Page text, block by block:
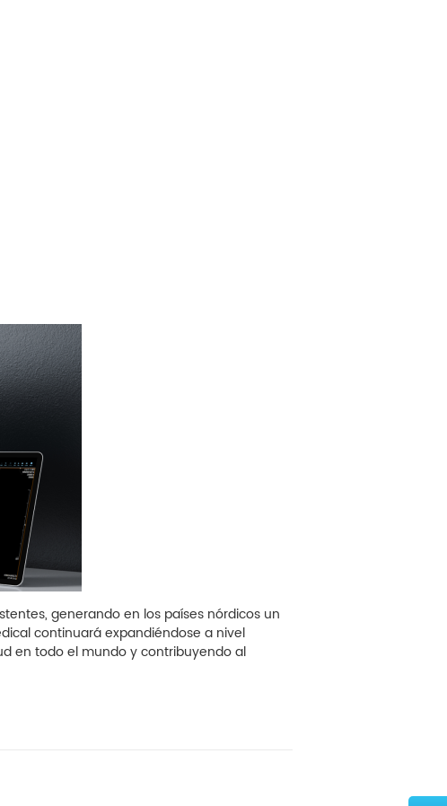
generando en los países nórdicos un
continuará expandiéndose a nivel
en todo el mundo y contribuyendo al